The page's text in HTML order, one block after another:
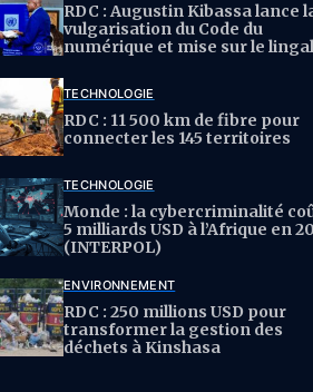
RDC : Augustin Kibassa lance
vulgarisation du Code du
numérique et mise sur le
TECHNOLOGIE
RDC : 11 500 km de fibre pour
connecter les 145 territoires
TECHNOLOGIE
Monde : la cybercriminalité
5 milliards USD à l’Afrique en
(INTERPOL)
ENVIRONNEMENT
RDC : 250 millions USD pour
transformer la gestion des
déchets à Kinshasa